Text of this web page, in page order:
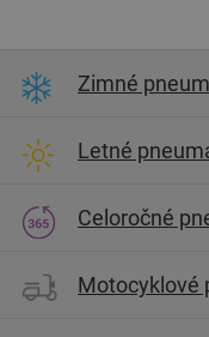
Zimné
Letné
Celoročné
Motocyklové